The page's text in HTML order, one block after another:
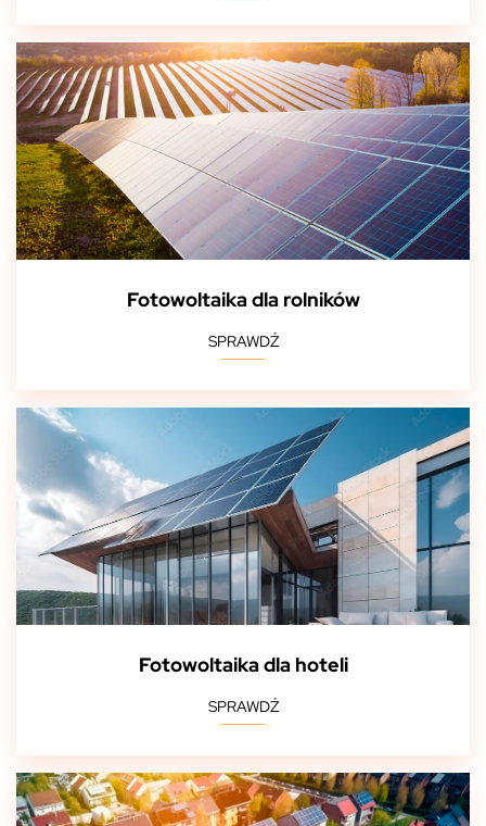
Fotowoltaika dla rolników
SPRAWDŹ
Fotowoltaika dla hoteli
SPRAWDŹ